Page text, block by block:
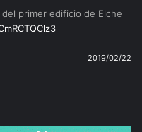
primer edificio de Elche
2019/02/22